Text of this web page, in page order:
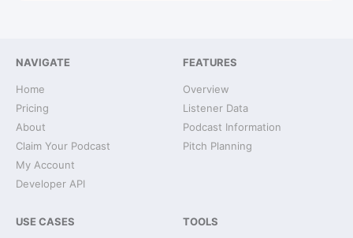
NAVIGATE
Home
Pricing
About
Claim Your Podcast
My Account
Developer API
FEATURES
Overview
Listener Data
Podcast Information
Pitch Planning
USE CASES TOOLS